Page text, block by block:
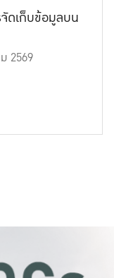
ดเก็บข้อมูลบน
2569